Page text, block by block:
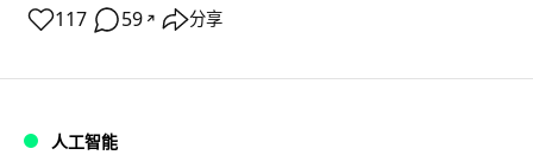
117 59 ↗ 分享
人工智能